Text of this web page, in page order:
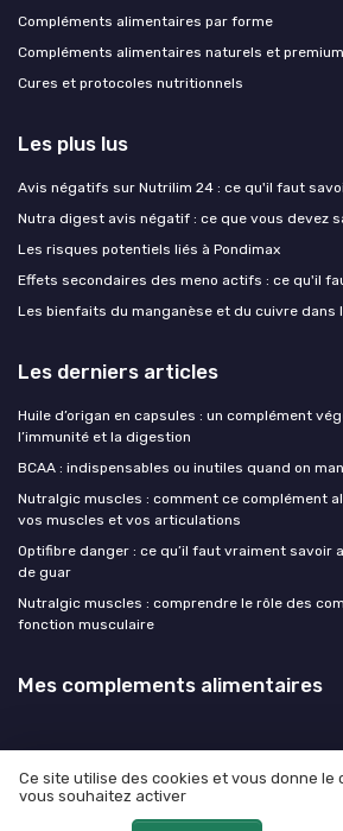
Compléments alimentaires par forme
Compléments alimentaires naturels et premium
Cures et protocoles nutritionnels
Les plus lus
Avis négatifs sur Nutrilim 24 : ce qu'il faut
Nutra digest avis négatif : ce que vous devez
Les risques potentiels liés à Pondimax
Effets secondaires des meno actifs : ce qu'il
Les bienfaits du manganèse et du cuivre dans
Les derniers articles
Huile d’origan en capsules : un complément
l’immunité et la digestion
BCAA : indispensables ou inutiles quand on
Nutralgic muscles : comment ce complément
vos muscles et vos articulations
Optifibre danger : ce qu’il faut vraiment savoir
de guar
Nutralgic muscles : comprendre le rôle des
fonction musculaire
Mes complements alimentaires
Mentions légales
Ce site utilise des cookies et vous donne le
vous souhaitez activer